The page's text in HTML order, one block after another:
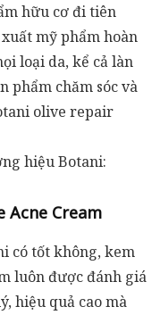
hữu cơ đi tiên
mỹ phẩm hoàn
loại da, kể cả làn
phẩm chăm sóc và
olive repair
hiệu Botani:
Acne Cream
có tốt không, kem
luôn được đánh giá
hiệu quả cao mà